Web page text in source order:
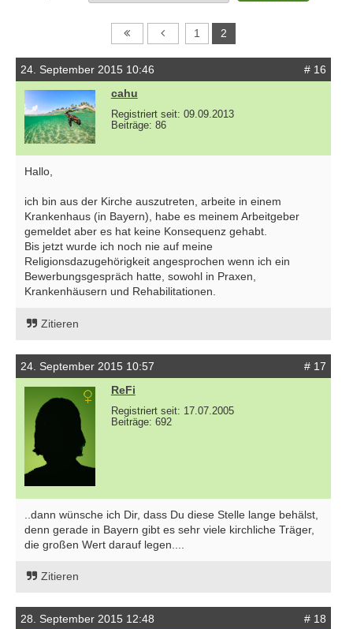
1 2
24. September 2015 10:46
# 16
cahu
Registriert seit: 09.09.2013
Beiträge: 86
Hallo,
ich bin aus der Kirche auszutreten, arbeite in einem
Krankenhaus (in Bayern), habe es meinem Arbeitgeber
gemeldet aber es hat keine Konsequenz gehabt.
Bis jetzt wurde ich noch nie auf meine
Religionsdazugehörigkeit angesprochen wenn ich ein
Bewerbungsgespräch hatte, sowohl in Praxen,
Krankenhäusern und Rehabilitationen.
Zitieren
24. September 2015 10:57
# 17
ReFi
Registriert seit: 17.07.2005
Beiträge: 692
..dann wünsche ich Dir, dass Du diese Stelle lange behälst,
denn gerade in Bayern gibt es sehr viele kirchliche Träger,
die großen Wert darauf legen....
Zitieren
28. September 2015 12:48
# 18